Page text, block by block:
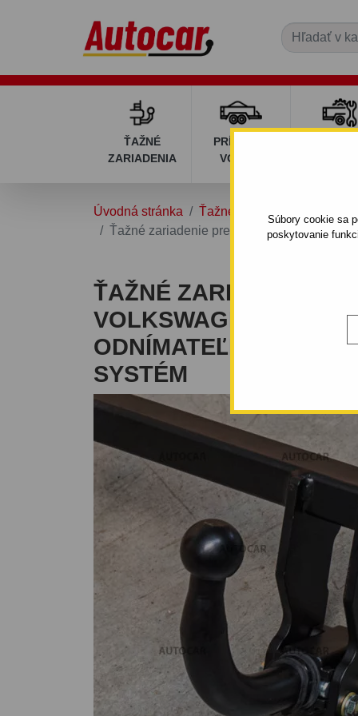
Súbory cookie sa
poskytovanie
ŤAŽNÉ
ZARIADENIA
PRÍVESNÉ
VOZÍKY
Úvodná stránka Ťažné zariadenia
Ťažné zariadenie pre Volkswagen GOLF
ŤAŽNÉ ZARIADENIE
VOLKSWAGEN GOLF
ODNÍMATEĽNÝ
SYSTÉM